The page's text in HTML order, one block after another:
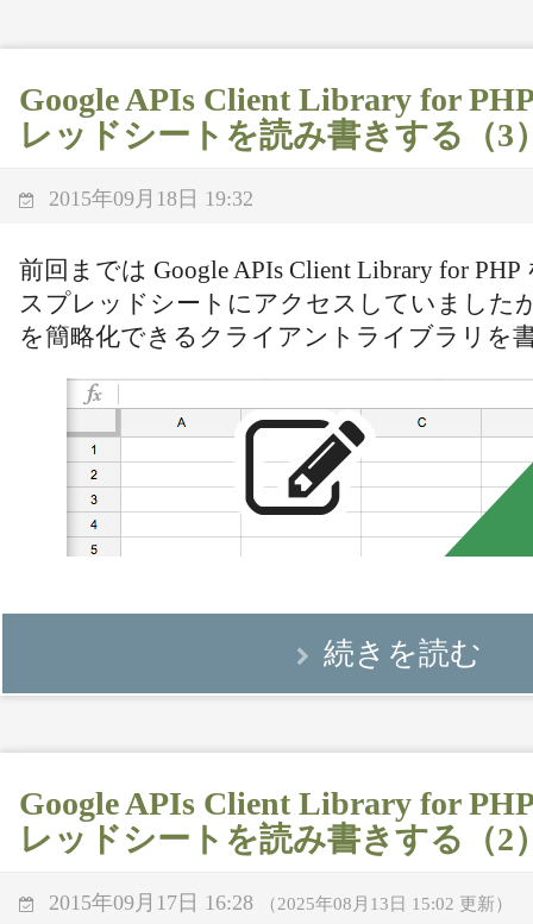
Google APIs Client Library for
レッドシートを読み書きする（3
2015年09月18日 19:32
前回までは Google APIs Client Library for
スプレッドシートにアクセスしていました
を簡略化できるクライアントライブラリを
続きを読む
Google APIs Client Library for
レッドシートを読み書きする（2
2015年09月17日 16:28 （2025年08月13日 15:02 更新）